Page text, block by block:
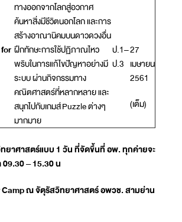
ทางออกจากโลกสู่อวกาศ
ค้นหาสิ่งมีชีวิตนอกโลก และการ
สร้างอาณานิคมบนดาวดวงอื่น
ฝึกทักษะการใช้ปฏิภาณไหว
พริบในการแก้ไขปัญหาอย่างมี
ระบบ ผ่านกิจกรรมทาง
คณิตศาสตร์ที่หลากหลาย และ
สนุกไปกับเกมส์ Puzzle ต่างๆ
มากมาย
ป.1–
ป.3
27
เมษายน
2561
(เต็ม)
ยาศาสตร์แบบ 1 วัน ที่จัดขึ้นที่ อพ. ทุกค่ายจะ
09.30 – 15.30 น
ณ จัตุรัสวิทยาศาสตร์ อพวช. สามย่าน